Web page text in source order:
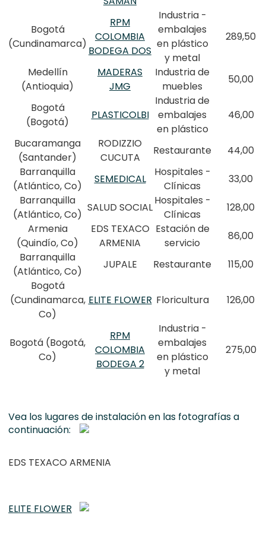
Bogotá
(Cundinamarca)
RPM
COLOMBIA
BODEGA DOS
Industria -
embalajes
en plástico
y metal
289,50
Medellín
(Antioquia)
MADERAS
JMG
Industria de
muebles
50,00
Bogotá
(Bogotá)
PLASTICOLBI
Industria de
embalajes
en plástico
46,00
Bucaramanga
(Santander)
RODIZZIO
CUCUTA
Restaurante
44,00
Barranquilla
(Atlántico, Co)
SEMEDICAL
Hospitales -
Clínicas
33,00
Barranquilla
(Atlántico, Co)
SALUD SOCIAL
Hospitales -
Clínicas
128,00
Armenia
(Quindío, Co)
EDS TEXACO
ARMENIA
Estación de
servicio
86,00
Barranquilla
(Atlántico, Co)
JUPALE Restaurante
115,00
Bogotá
(Cundinamarca,
Co)
ELITE FLOWER Floricultura 126,00
Bogotá (Bogotá,
Co)
RPM
COLOMBIA
BODEGA 2
Industria -
embalajes
en plástico
y metal
275,00
Vea los lugares de instalación en las fotografías a
continuación:
EDS TEXACO ARMENIA
ELITE FLOWER